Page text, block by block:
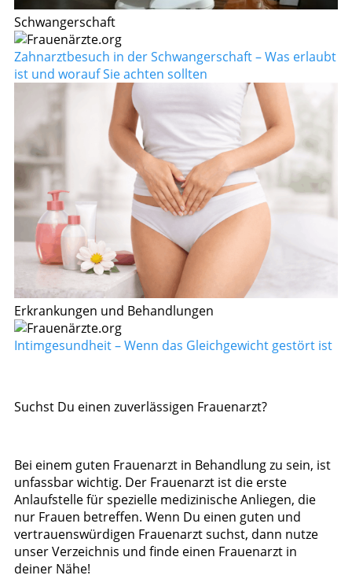
Schwangerschaft
Zahnarztbesuch in der Schwangerschaft – Was erlaubt
ist und worauf Sie achten sollten
Erkrankungen und Behandlungen
Intimgesundheit – Wenn das Gleichgewicht gestört ist
Suchst Du einen zuverlässigen Frauenarzt?
Bei einem guten Frauenarzt in Behandlung zu sein, ist
unfassbar wichtig. Der Frauenarzt ist die erste
Anlaufstelle für spezielle medizinische Anliegen, die
nur Frauen betreffen. Wenn Du einen guten und
vertrauenswürdigen Frauenarzt suchst, dann nutze
unser Verzeichnis und finde einen Frauenarzt in
deiner Nähe!